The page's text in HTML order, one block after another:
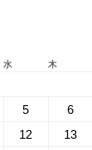
水 木
5 6
12 13